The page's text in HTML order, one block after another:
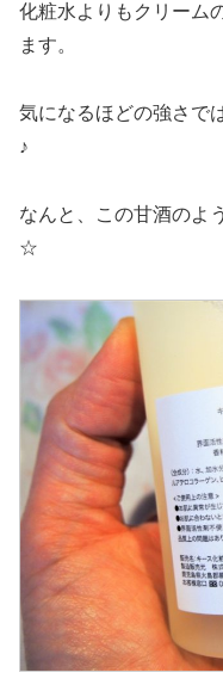
化粧水よりもクリーム
ます。
気になるほどの強さで
♪
なんと、この甘酒のよ
☆